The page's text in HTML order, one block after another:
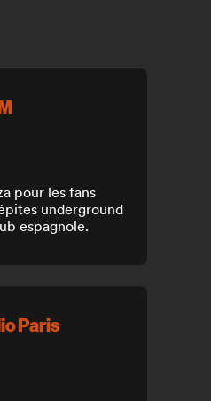
pour les fans
underground
espagnole.
Paris